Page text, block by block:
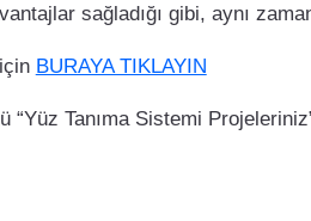
sağladığı gibi, aynı
BURAYA TIKLAYIN
“Yüz Tanıma Sistemi